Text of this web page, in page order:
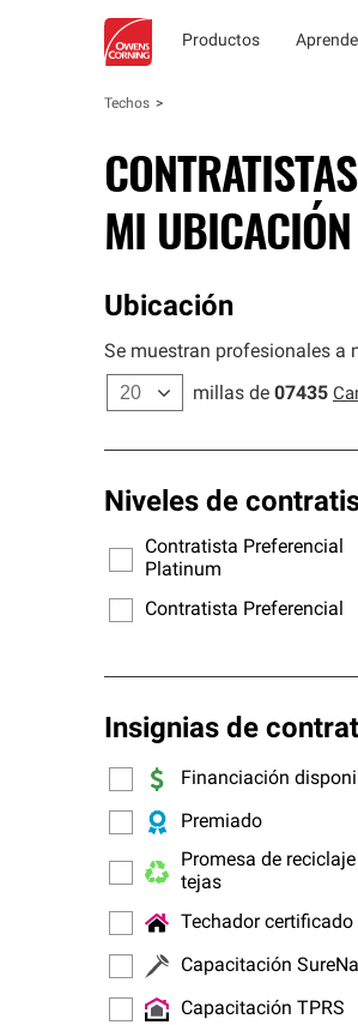
Productos
Techos
MI UBICACIÓN
Ubicación
Se muestran profesionales a
millas de 07435
Niveles de
Contratista Preferencial
Platinum
Contratista Preferencial
Insignias de
Financiación
Premiado
Promesa de
tejas
Techador certificado
Capacitación
Capacitación TPRS